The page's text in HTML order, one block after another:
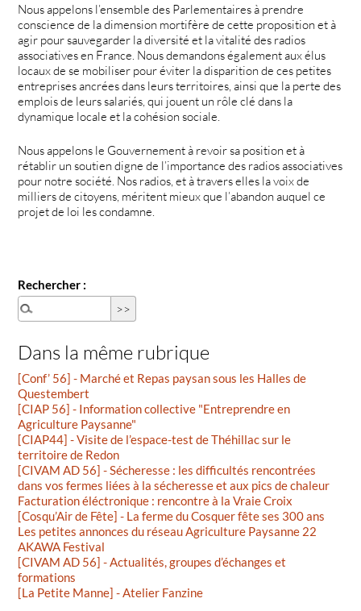
Nous appelons l’ensemble des Parlementaires à prendre
conscience de la dimension mortifère de cette proposition et à
agir pour sauvegarder la diversité et la vitalité des radios
associatives en France. Nous demandons également aux élus
locaux de se mobiliser pour éviter la disparition de ces petites
entreprises ancrées dans leurs territoires, ainsi que la perte des
emplois de leurs salariés, qui jouent un rôle clé dans la
dynamique locale et la cohésion sociale.
Nous appelons le Gouvernement à revoir sa position et à
rétablir un soutien digne de l’importance des radios associatives
pour notre société. Nos radios, et à travers elles la voix de
milliers de citoyens, méritent mieux que l’abandon auquel ce
projet de loi les condamne.
Rechercher :
Dans la même rubrique
[Conf’ 56] - Marché et Repas paysan sous les Halles de
Questembert
[CIAP 56] - Information collective "Entreprendre en
Agriculture Paysanne"
[CIAP44] - Visite de l’espace-test de Théhillac sur le
territoire de Redon
[CIVAM AD 56] - Sécheresse : les difficultés rencontrées
dans vos fermes liées à la sécheresse et aux pics de chaleur
Facturation éléctronique : rencontre à la Vraie Croix
[Cosqu’Air de Fête] - La ferme du Cosquer fête ses 300 ans
Les petites annonces du réseau Agriculture Paysanne 22
AKAWA Festival
[CIVAM AD 56] - Actualités, groupes d’échanges et
formations
[La Petite Manne] - Atelier Fanzine